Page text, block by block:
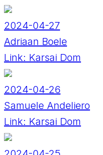
2024-04-27
Adriaan Boele
Link: Karsai Dom
2024-04-26
Samuele Andeliero
Link: Karsai Dom